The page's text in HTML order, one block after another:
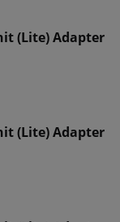
(Lite) Adapter
(Lite) Adapter